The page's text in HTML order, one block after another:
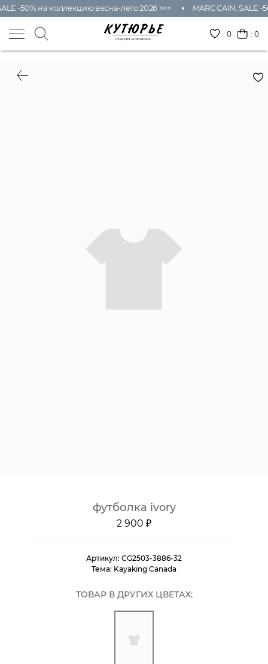
-50% на коллекцию весна-лето 2026 >>> MARC CAIN: SALE
:0 : 0
футболка ivory
2 900 ₽
Артикул: CG2503-3886-32
Тема: Kayaking Canada
ТОВАР В ДРУГИХ ЦВЕТАХ: